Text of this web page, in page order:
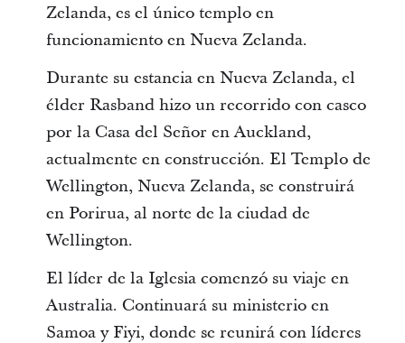
Zelanda, es el único templo en
funcionamiento en Nueva Zelanda.
Durante su estancia en Nueva Zelanda, el
élder Rasband hizo un recorrido con casco
por la Casa del Señor en Auckland,
actualmente en construcción. El Templo de
Wellington, Nueva Zelanda, se construirá
en Porirua, al norte de la ciudad de
Wellington.
El líder de la Iglesia comenzó su viaje en
Australia. Continuará su ministerio en
Samoa y Fiyi, donde se reunirá con líderes